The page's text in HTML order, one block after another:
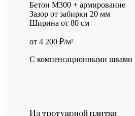
Бетон М300 + армирование
Зазор от забирки 20 мм
Ширина от 80 см
от 4 200 ₽/м²
С компенсационными швами
Из тротуарной плитки